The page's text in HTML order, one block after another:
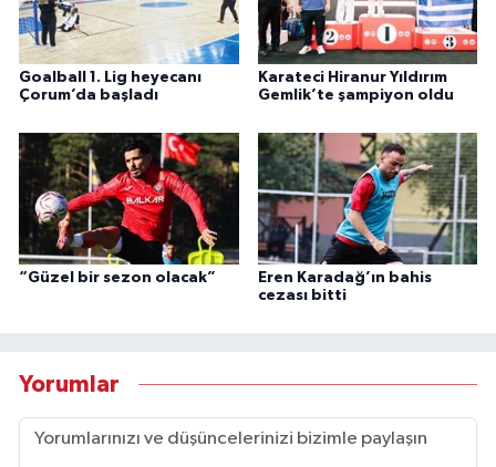
Goalball 1. Lig heyecanı
Çorum’da başladı
Karateci Hiranur Yıldırım
Gemlik’te şampiyon oldu
“Güzel bir sezon olacak”
Eren Karadağ’ın bahis
cezası bitti
Yorumlar